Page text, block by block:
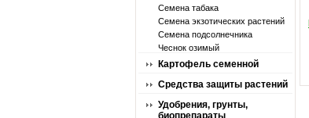
Семена табака
Семена экзотических растений
Семена подсолнечника
Чеснок озимый
Картофель семенной
Средства защиты растений
Удобрения, грунты,
биопрепараты